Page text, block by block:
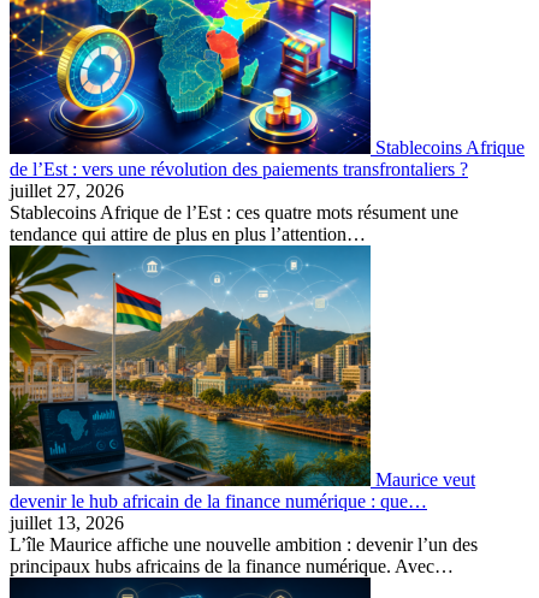
Stablecoins Afrique
de l’Est : vers une révolution des paiements transfrontaliers ?
juillet 27, 2026
Stablecoins Afrique de l’Est : ces quatre mots résument une
tendance qui attire de plus en plus l’attention…
Maurice veut
devenir le hub africain de la finance numérique : que…
juillet 13, 2026
L’île Maurice affiche une nouvelle ambition : devenir l’un des
principaux hubs africains de la finance numérique. Avec…